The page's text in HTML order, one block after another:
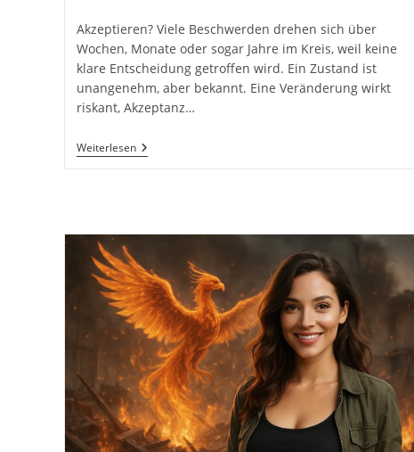
Akzeptieren? Viele Beschwerden drehen sich über
Wochen, Monate oder sogar Jahre im Kreis, weil keine
klare Entscheidung getroffen wird. Ein Zustand ist
unangenehm, aber bekannt. Eine Veränderung wirkt
riskant, Akzeptanz…
WeiterlesenAkzeptieren,
Ändern
Aus
Ins
Handeln
Kommst